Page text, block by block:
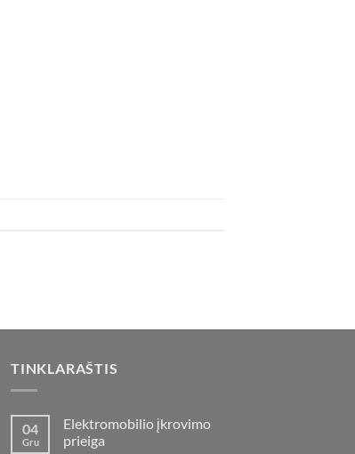
TINKLARAŠTIS
04
Gru
Elektromobilio įkrovimo
prieiga